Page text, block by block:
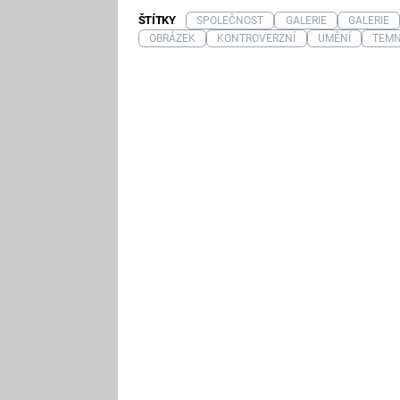
ŠTÍTKY SPOLEČNOST GALERIE
GALERIE
OBRÁZEK
KONTROVERZNÍ UMĚNÍ